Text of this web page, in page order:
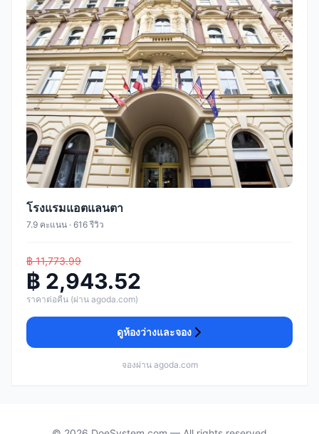
โรงแรมแอตแลนตา
7.9 คะแนน · 616 รีวิว
฿ 11,773.99
฿ 2,943.52
ราคาต่อคืน (ผ่าน agoda.com)
ดูห้องว่างและจอง
จองผ่าน agoda.com